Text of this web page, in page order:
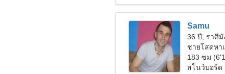
Samu
36 ปี, ราศีมั
ชายโสดหา
183 ซม
สโนว์บอร์ด